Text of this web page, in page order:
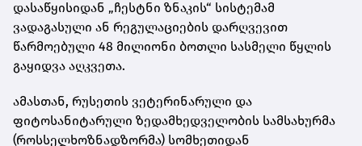
დასაწყისიდან „ჩესტნი ზნაკის“ სისტემამ
ვადაგასული ან რეგულაციების დარღვევით
წარმოებული 48 მილიონი ბოთლი სასმელი წყლის
გაყიდვა აღკვეთა.
ამასთან, რუსეთის ვეტერინარული და
ფიტოსანიტარული ზედამხედველობის სამსახურმა
(როსსელხოზნადზორმა) სომხეთიდან